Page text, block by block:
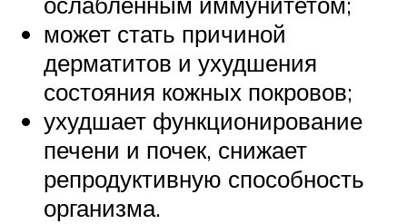
может стать причиной
дерматитов и ухудшения
состояния кожных покровов;
ухудшает функционирование
печени и почек, снижает
репродуктивную способность
организма.